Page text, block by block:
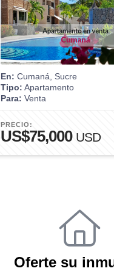
En: Cumaná, Sucre
Tipo: Apartamento
Para: Venta
PRECIO:
US$75,000 USD
Oferte su